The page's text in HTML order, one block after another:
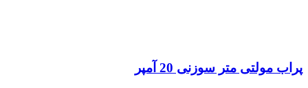
پراب مولتی متر سوزنی 20 آمپر